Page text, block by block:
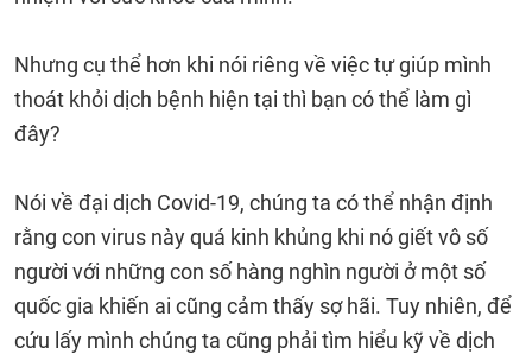
Nhưng cụ thể hơn khi nói riêng về việc tự giúp mình
thoát khỏi dịch bệnh hiện tại thì bạn có thể làm gì
đây?
Nói về đại dịch Covid-19, chúng ta có thể nhận định
rằng con virus này quá kinh khủng khi nó giết vô số
người với những con số hàng nghìn người ở một số
quốc gia khiến ai cũng cảm thấy sợ hãi. Tuy nhiên, để
cứu lấy mình chúng ta cũng phải tìm hiểu kỹ về dịch